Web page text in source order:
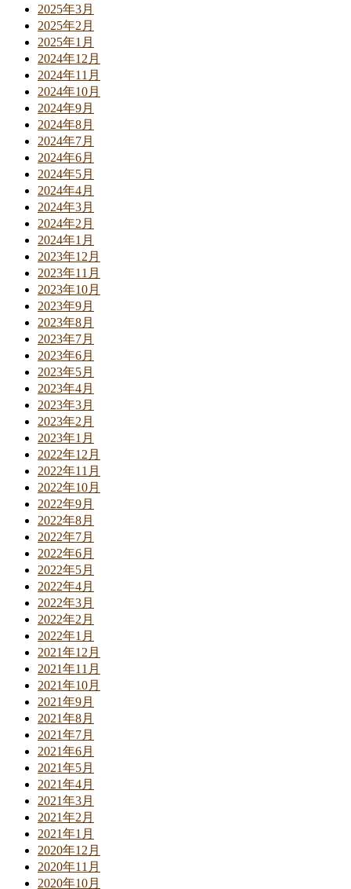
2025年3月
2025年2月
2025年1月
2024年12月
2024年11月
2024年10月
2024年9月
2024年8月
2024年7月
2024年6月
2024年5月
2024年4月
2024年3月
2024年2月
2024年1月
2023年12月
2023年11月
2023年10月
2023年9月
2023年8月
2023年7月
2023年6月
2023年5月
2023年4月
2023年3月
2023年2月
2023年1月
2022年12月
2022年11月
2022年10月
2022年9月
2022年8月
2022年7月
2022年6月
2022年5月
2022年4月
2022年3月
2022年2月
2022年1月
2021年12月
2021年11月
2021年10月
2021年9月
2021年8月
2021年7月
2021年6月
2021年5月
2021年4月
2021年3月
2021年2月
2021年1月
2020年12月
2020年11月
2020年10月